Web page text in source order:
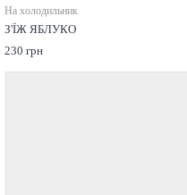
На холодильник
З'ЇЖ ЯБЛУКО
230 грн